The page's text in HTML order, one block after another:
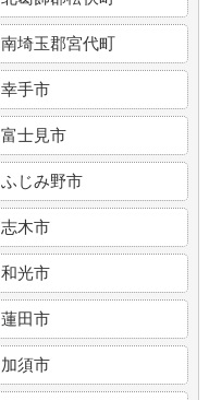
南埼玉郡宮代町
幸手市
富士見市
ふじみ野市
志木市
和光市
蓮田市
加須市